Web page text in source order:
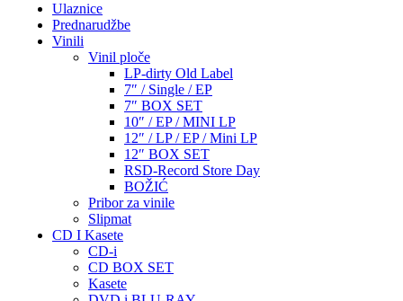
Ulaznice
Prednarudžbe
Vinili
Vinil ploče
LP-dirty Old Label
7″ / Single / EP
7″ BOX SET
10″ / EP / MINI LP
12″ / LP / EP / Mini LP
12″ BOX SET
RSD-Record Store Day
BOŽIĆ
Pribor za vinile
Slipmat
CD I Kasete
CD-i
CD BOX SET
Kasete